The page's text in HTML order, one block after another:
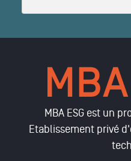
MBA ESG est un
Etablissement privé